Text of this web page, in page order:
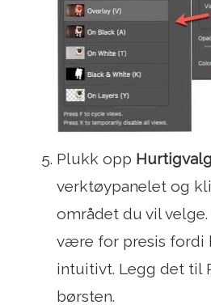
Plukk opp Hurtigvalg
verktøypanelet og
området du vil
være for presis fordi
intuitivt. Legg det til
børsten.